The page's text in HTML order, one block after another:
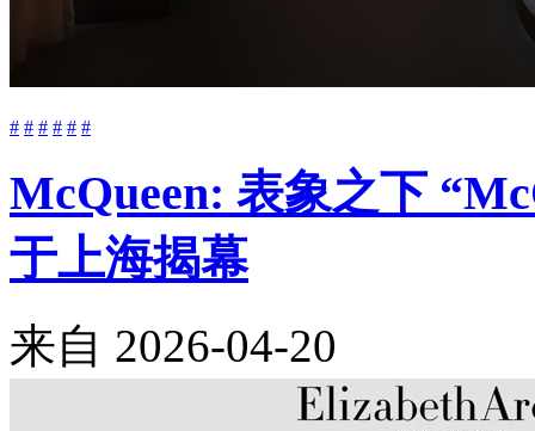
# # # # # #
McQueen: 表象之下
于上海揭幕
来自 2026-04-20